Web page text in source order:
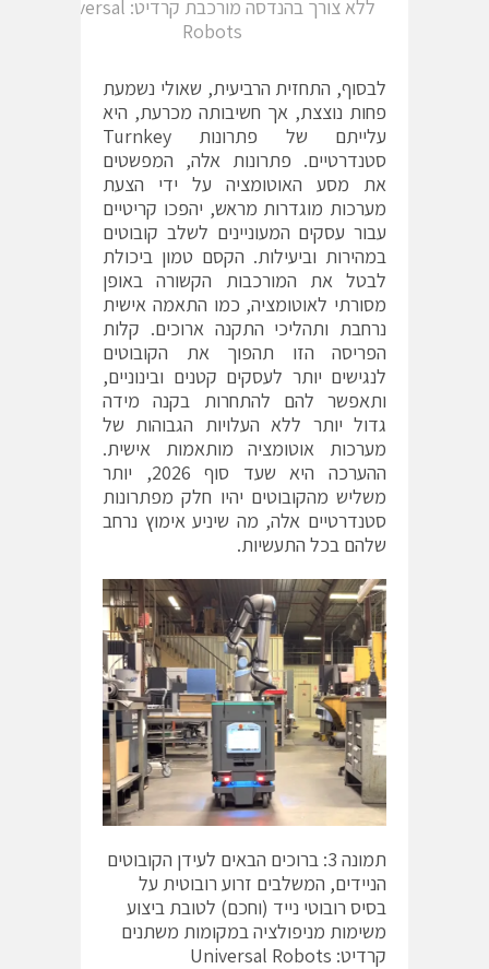
ללא צורך בהנדסה מורכבת קרדיט: Universal
Robots
לבסוף, התחזית הרביעית, שאולי נשמעת
פחות נוצצת, אך חשיבותה מכרעת, היא
עלייתם של פתרונות Turnkey
סטנדרטיים. פתרונות אלה, המפשטים
את מסע האוטומציה על ידי הצעת
מערכות מוגדרות מראש, יהפכו קריטיים
עבור עסקים המעוניינים לשלב קובוטים
במהירות וביעילות. הקסם טמון ביכולת
לבטל את המורכבות הקשורה באופן
מסורתי לאוטומציה, כמו התאמה אישית
נרחבת ותהליכי התקנה ארוכים. קלות
הפריסה הזו תהפוך את הקובוטים
לנגישים יותר לעסקים קטנים ובינוניים,
ותאפשר להם להתחרות בקנה מידה
גדול יותר ללא העלויות הגבוהות של
מערכות אוטומציה מותאמות אישית.
ההערכה היא שעד סוף 2026, יותר
משליש מהקובוטים יהיו חלק מפתרונות
סטנדרטיים אלה, מה שיניע אימוץ נרחב
שלהם בכל התעשיות.
תמונה 3: ברוכים הבאים לעידן הקובוטים
הניידים, המשלבים זרוע רובוטית על
בסיס רובוטי נייד (וחכם) לטובת ביצוע
משימות מניפולציה במקומות משתנים
קרדיט: Universal Robots